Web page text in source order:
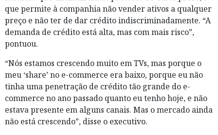
que permite à companhia não vender ativos a qualquer
preço e não ter de dar crédito indiscriminadamente. “A
demanda de crédito está alta, mas com mais risco”,
pontuou.
“Nós estamos crescendo muito em TVs, ⁠mas ‌porque o
meu ‘share’ no e-commerce era baixo, porque eu não
tinha uma penetração de crédito tão grande do e-
commerce ⁠no ano passado quanto eu tenho hoje, e não
estava presente em alguns canais. Mas o mercado ainda
não está crescendo”, disse o executivo.